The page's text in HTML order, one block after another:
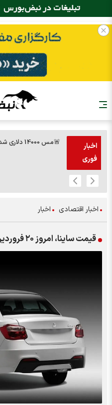
اخبار
فوری
🚨مس 14000 دلاری شد!
اخبار اقتصادی اخبار
قیمت ساینا، امروز ۲۰ فروردین ۱۴۰۴